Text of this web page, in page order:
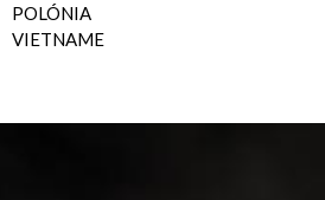
POLÓNIA
VIETNAME